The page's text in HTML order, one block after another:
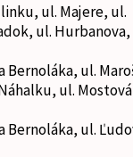
ul. Majere, ul.
ul.
Bernoláka, ul.
ul.
Bernoláka, ul.